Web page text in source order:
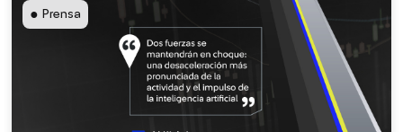
● Prensa